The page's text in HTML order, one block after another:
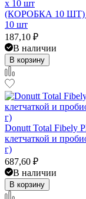
(КОРОБКА 10 ШТ)
10 шт
187,10 ₽
В наличии
В корзину
Donutt Total Fibely
клетчаткой и
г)
687,60 ₽
В наличии
В корзину